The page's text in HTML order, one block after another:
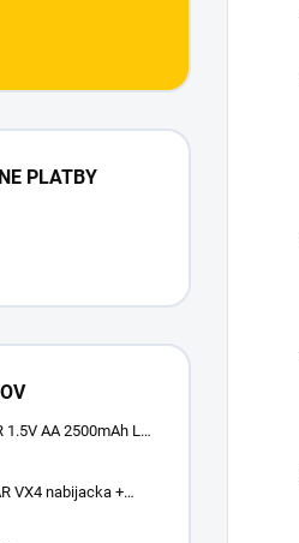
PLATBY
1.5V AA 2500mAh Li-
VX4 nabijacka +